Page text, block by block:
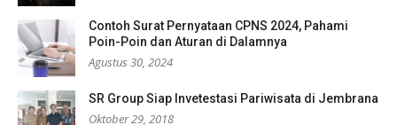
Contoh Surat Pernyataan CPNS 2024, Pahami
Poin-Poin dan Aturan di Dalamnya
Agustus 30, 2024
SR Group Siap Invetestasi Pariwisata di Jembrana
Oktober 29, 2018